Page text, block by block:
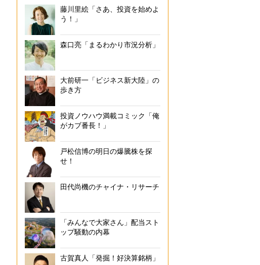
藤川里絵「さあ、投資を始めよ
う！」
森口亮「まるわかり市況分析」
大前研一「ビジネス新大陸」の
歩き方
投資ノウハウ満載コミック「俺
がカブ番長！」
戸松信博の明日の爆騰株を探
せ！
田代尚機のチャイナ・リサーチ
「みんなで大家さん」配当スト
ップ騒動の内幕
古賀真人「発掘！好決算銘柄」